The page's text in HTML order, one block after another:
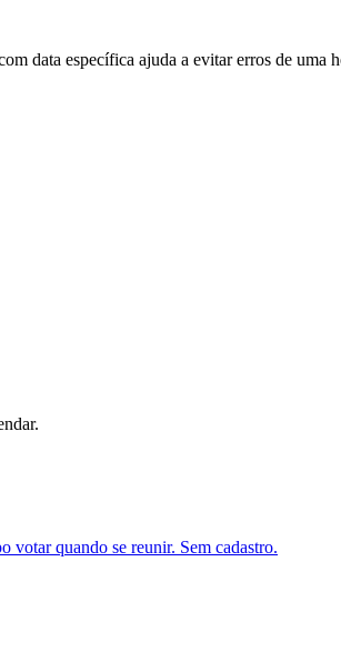
data específica ajuda a evitar erros de uma
votar quando se reunir. Sem cadastro.